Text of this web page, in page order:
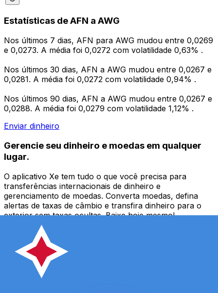
Estatísticas de AFN a AWG
Nos últimos 7 dias, AFN para AWG mudou entre 0,0269
e 0,0273. A média foi 0,0272 com volatilidade 0,63% .
Nos últimos 30 dias, AFN a AWG mudou entre 0,0267 e
0,0281. A média foi 0,0272 com volatilidade 0,94% .
Nos últimos 90 dias, AFN a AWG mudou entre 0,0267 e
0,0288. A média foi 0,0279 com volatilidade 1,12% .
Enviar dinheiro
Gerencie seu dinheiro e moedas em qualquer
lugar.
O aplicativo Xe tem tudo o que você precisa para
transferências internacionais de dinheiro e
gerenciamento de moedas. Converta moedas, defina
alertas de taxas de câmbio e transfira dinheiro para o
exterior sem taxas ocultas. Baixe hoje mesmo!